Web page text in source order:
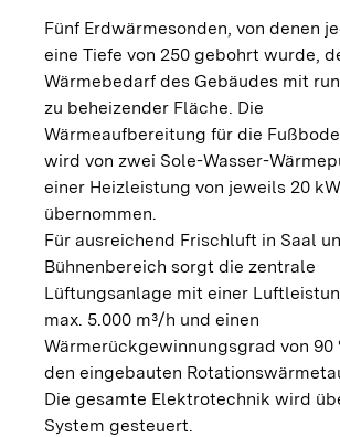
Fünf Erdwärmesonden, von denen
eine Tiefe von 250 gebohrt wurde,
Wärmebedarf des Gebäudes mit
zu beheizender Fläche. Die
Wärmeaufbereitung für die
wird von zwei Sole-Wasser-
einer Heizleistung von jeweils 20 kW
übernommen.
Für ausreichend Frischluft in Saal
Bühnenbereich sorgt die zentrale
Lüftungsanlage mit einer
max. 5.000 m³/h und einen
Wärmerückgewinnungsgrad von 90
den eingebauten
Die gesamte Elektrotechnik wird
System gesteuert.